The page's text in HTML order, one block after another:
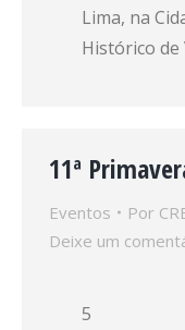
Lima, na
Histórico
11ª
Eventos Por
Deixe um
5